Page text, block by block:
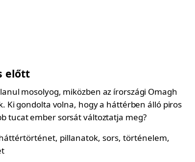
előtt
mosolyog, miközben az írországi Omagh
Ki gondolta volna, hogy a háttérben álló piros
tucat ember sorsát változtatja meg?